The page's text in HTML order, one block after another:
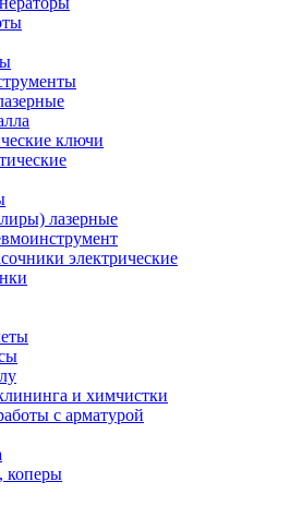
ключи
лазерные
электрические
и химчистки
с арматурой
коперы